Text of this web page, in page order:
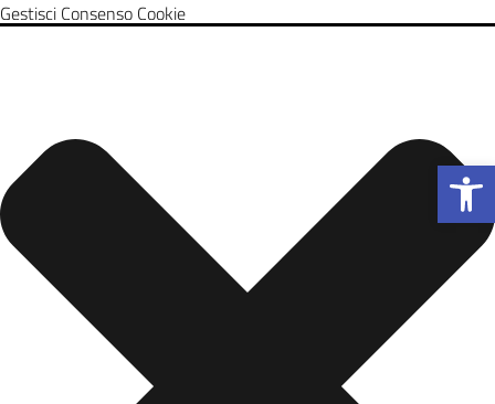
Apri la
Gestisci Consenso Cookie